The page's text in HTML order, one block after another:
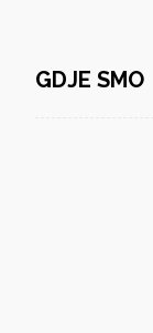
GDJE SMO